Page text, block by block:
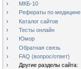
МКБ-10
Рефераты по медицине
Каталог сайтов
Тесты онлайн
Юмор
Обратная связь
FAQ (вопрос/ответ)
Другие разделы сайта: